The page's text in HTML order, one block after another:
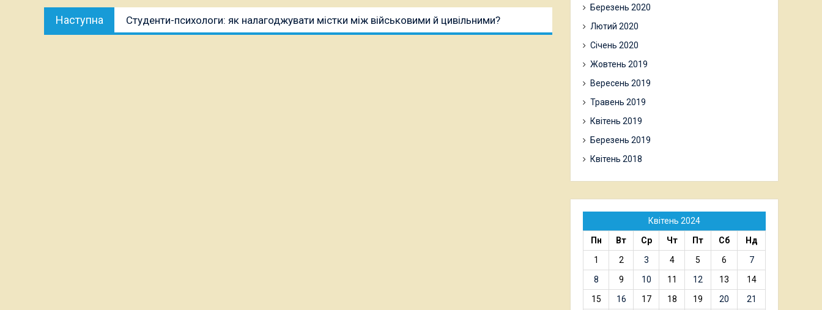
Наступна
публікація:
Студенти-психологи: як налагоджувати містки між військовими й цивільними?
Березень 2020
Лютий 2020
Січень 2020
Жовтень 2019
Вересень 2019
Травень 2019
Квітень 2019
Березень 2019
Квітень 2018
Квітень 2024
Пн
Вт Ср Чт Пт Сб
Нд
1
2 3 4 5 6
7
8
9 10 11 12 13
14
15
16 17 18 19 20 21